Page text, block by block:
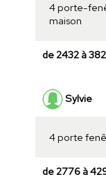
4 porte-
maison
de 2432 à
Sylvie
4 porte
de 2776 à